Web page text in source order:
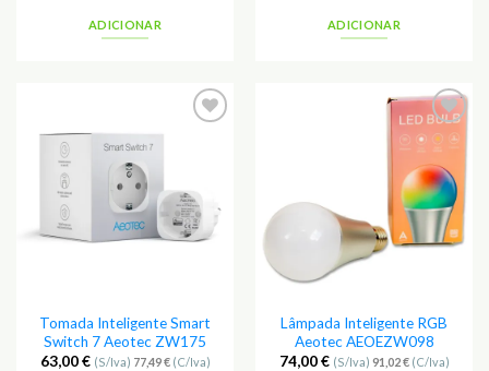
ADICIONAR ADICIONAR
Tomada Inteligente Smart
Switch 7 Aeotec ZW175
63,00€ (S/Iva) 77,49€(C/Iva)
Adicionar
aos
Favoritos
Lâmpada Inteligente RGB
Aeotec AEOEZW098
74,00€ (S/Iva) 91,02€(C/Iva)